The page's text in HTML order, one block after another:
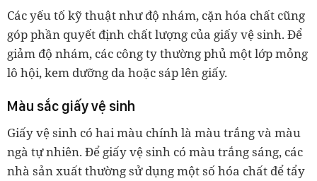
Các yếu tố kỹ thuật như độ nhám, cặn hóa chất cũng
góp phần quyết định chất lượng của giấy vệ sinh. Để
giảm độ nhám, các công ty thường phủ một lớp mỏng
lô hội, kem dưỡng da hoặc sáp lên giấy.
Màu sắc giấy vệ sinh
Giấy vệ sinh có hai màu chính là màu trắng và màu
ngà tự nhiên. Để giấy vệ sinh có màu trắng sáng, các
nhà sản xuất thường sử dụng một số hóa chất để tẩy